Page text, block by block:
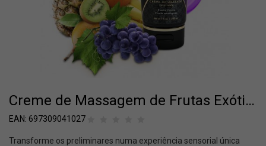
Creme de Massagem de Frutas Exóticas Shunga Comestível 200ml
EAN: 697309041027
Transforme os preliminares numa experiência sensorial única